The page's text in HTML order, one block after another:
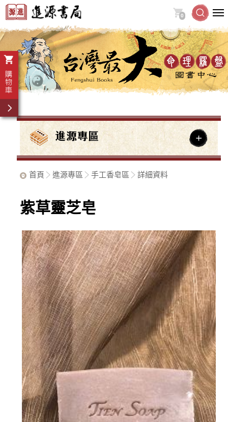
0
首頁 進源專區 手工香皂區 詳細資料
紫草靈芝皂